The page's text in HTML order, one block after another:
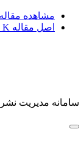
مشاهده مقاله
اصل مقاله K
سامانه مدیریت